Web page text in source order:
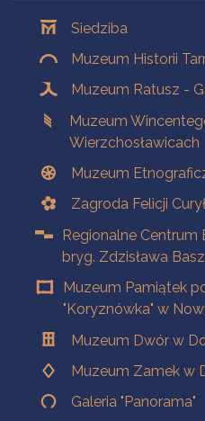
Siedziba
Muzeum Historii
Muzeum Ratusz -
Muzeum
Wierzchosławicach
Muzeum
Zagroda Felicji
Regionalne Centrum
bryg. Zdzisława
Muzeum Pamiątek
"Koryznówka" w
Muzeum Dwór w
Muzeum Zamek w
Galeria "Panorama"